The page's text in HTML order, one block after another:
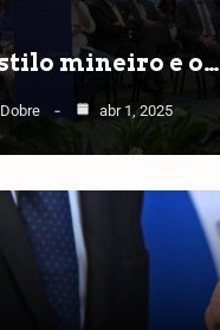
mineiro e o…
abr 1, 2025